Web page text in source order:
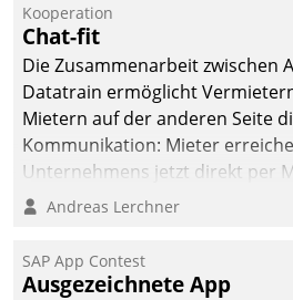
Kooperation
Chat-fit
Die Zusammenarbeit zwischen
Datatrain ermöglicht
Mietern auf der anderen Seite
Kommunikation: Mieter
Unternehmens jetzt direkt per
Mitarbeiter oder Dienstleister
Andreas Lerchner
SAP App Contest
Ausgezeichnete App